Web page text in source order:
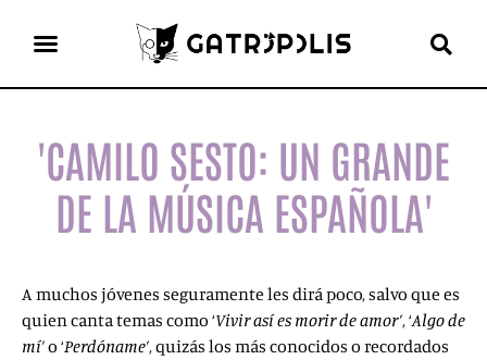
'CAMILO SESTO: UN GRANDE
DE LA MÚSICA ESPAÑOLA'
A muchos jóvenes seguramente les dirá poco, salvo que es
quien canta temas como ‘Vivir así es morir de amor’, ‘Algo de
mí’o ‘Perdóname’, quizás los más conocidos o recordados